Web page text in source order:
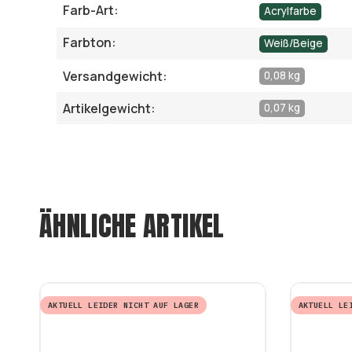
Farb-Art: Acrylfarbe
Farbton: Weiß/Beige
Versandgewicht: 0,08 kg
Artikelgewicht: 0,07 kg
ÄHNLICHE ARTIKEL
AKTUELL LEIDER NICHT AUF LAGER AKTUELL